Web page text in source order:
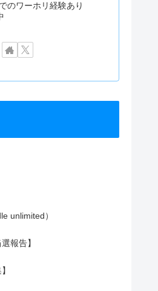
のワーホリ経験あり
unlimited）
報告】